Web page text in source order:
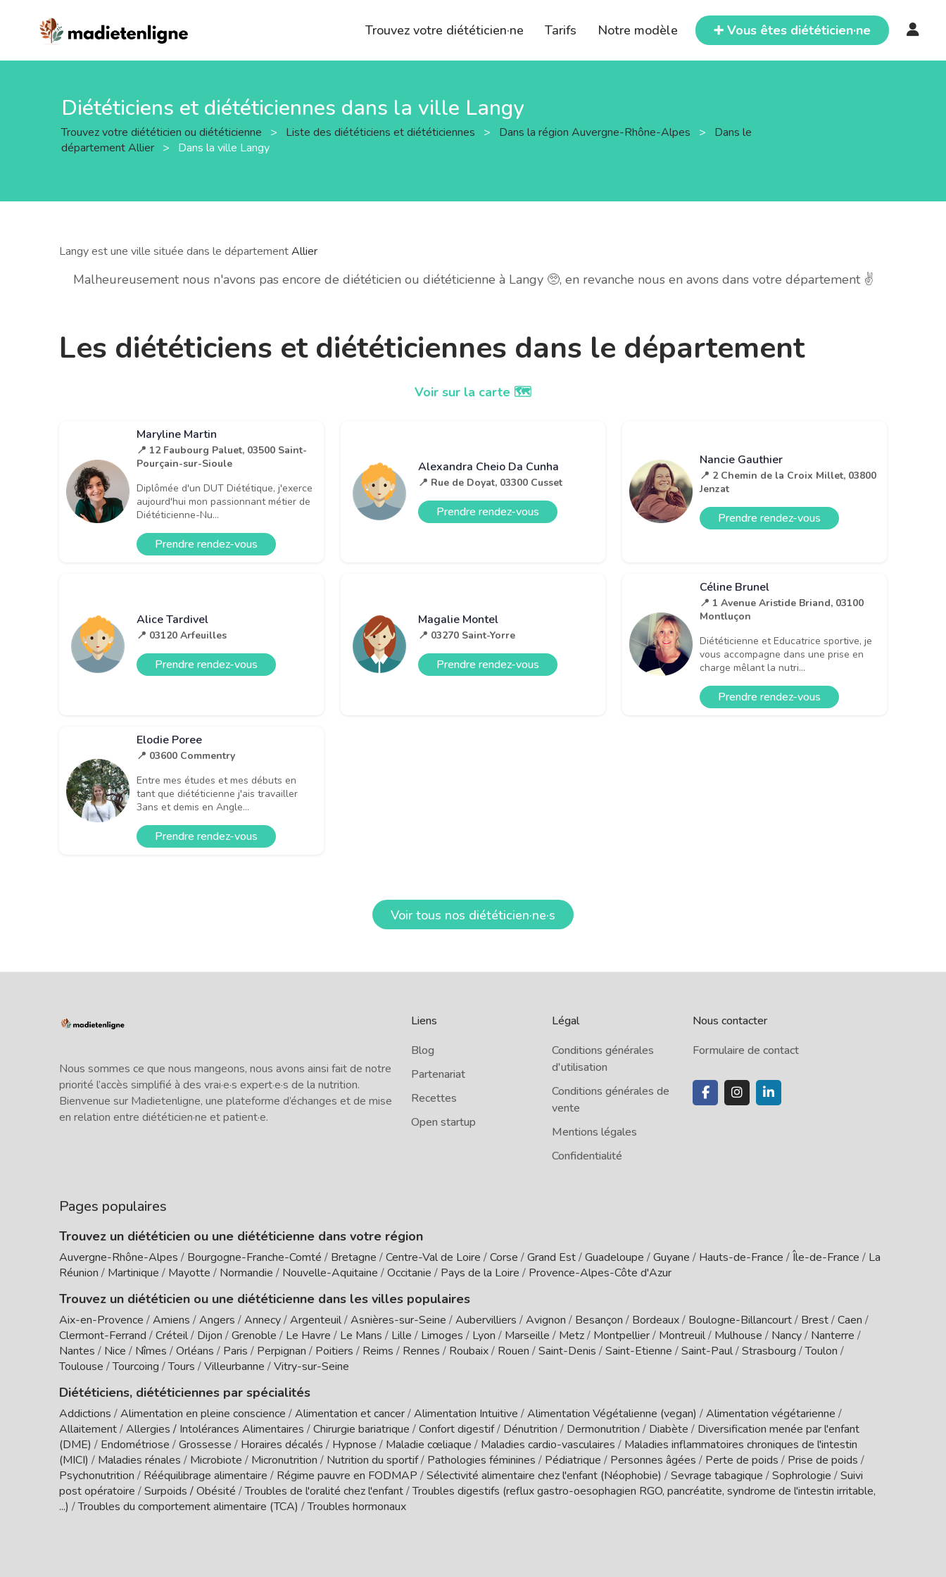
Trouvez votre diététicien·ne Tarifs Notre modèle ➕ Vous êtes diététicien·ne
Diététiciens et diététiciennes dans la ville Langy
Trouvez votre diététicien ou diététicienne > Liste des diététiciens et diététiciennes > Dans la région Auvergne-Rhône-Alpes >
Dans le
département Allier > Dans la ville Langy
Langy est une ville située dans le départementAllier
Malheureusement nous n'avons pas encore de diététicien ou diététicienne à Langy 🥺, en revanche nous en avons dans votre département ✌️
Les diététiciens et diététiciennes dans le département
Voir sur la carte 🗺️
Maryline Martin
📍 12 Faubourg Paluet, 03500 Saint-
Pourçain-sur-Sioule
Diplômée d'un DUT Diététique, j'exerce
aujourd'hui mon passionnant métier de
Diététicienne-Nu...
Prendre rendez-vous
Alexandra Cheio Da Cunha
📍 Rue de Doyat, 03300 Cusset
Prendre rendez-vous
Nancie Gauthier
📍 2 Chemin de la Croix Millet, 03800
Jenzat
Prendre rendez-vous
Alice Tardivel
📍 03120 Arfeuilles
Prendre rendez-vous
Magalie Montel
📍 03270 Saint-Yorre
Prendre rendez-vous
Céline Brunel
📍 1 Avenue Aristide Briand, 03100
Montluçon
Diététicienne et Educatrice sportive, je
vous accompagne dans une prise en
charge mêlant la nutri...
Prendre rendez-vous
Elodie Poree
📍 03600 Commentry
Entre mes études et mes débuts en
tant que diététicienne j'ais travailler
3ans et demis en Angle...
Prendre rendez-vous
Voir tous nos diététicien·ne·s
Nous sommes ce que nous mangeons, nous avons ainsi fait de notre
priorité l’accès simplifié à des vrai·e·s expert·e·s de la nutrition.
Bienvenue sur Madietenligne, une plateforme d’échanges et de mise
en relation entre diététicien·ne et patient·e.
Liens
Blog
Partenariat
Recettes
Open startup
Légal
Conditions générales
d'utilisation
Conditions générales de
vente
Mentions légales
Confidentialité
Nous contacter
Formulaire de contact
Pages populaires
Trouvez un diététicien ou une diététicienne dans votre région
Auvergne-Rhône-Alpes / Bourgogne-Franche-Comté / Bretagne /Centre-Val de Loire /Corse /Grand Est/Guadeloupe /Guyane / Hauts-de-France /Île-de-France / La
Réunion / Martinique / Mayotte / Normandie / Nouvelle-Aquitaine /Occitanie / Pays de la Loire / Provence-Alpes-Côte d'Azur
Trouvez un diététicien ou une diététicienne dans les villes populaires
Aix-en-Provence /Amiens /Angers /Annecy/Argenteuil/Asnières-sur-Seine /Aubervilliers /Avignon / Besançon / Bordeaux/ Boulogne-Billancourt/ Brest/Caen /
Clermont-Ferrand /Créteil/ Dijon /Grenoble / Le Havre / Le Mans / Lille / Limoges / Lyon / Marseille / Metz/ Montpellier/ Montreuil/ Mulhouse / Nancy/ Nanterre /
Nantes / Nice / Nîmes /Orléans / Paris / Perpignan / Poitiers / Reims / Rennes / Roubaix/ Rouen /Saint-Denis /Saint-Etienne /Saint-Paul/Strasbourg /Toulon /
Toulouse /Tourcoing /Tours /Villeurbanne /Vitry-sur-Seine
Diététiciens, diététiciennes par spécialités
Addictions /Alimentation en pleine conscience /Alimentation et cancer/Alimentation Intuitive /Alimentation Végétalienne (vegan) /Alimentation végétarienne /
Allaitement/Allergies / Intolérances Alimentaires /Chirurgie bariatrique /Confort digestif/ Dénutrition / Dermonutrition / Diabète / Diversification menée par l'enfant
(DME) / Endométriose /Grossesse / Horaires décalés / Hypnose / Maladie cœliaque / Maladies cardio-vasculaires / Maladies inflammatoires chroniques de l'intestin
(MICI) / Maladies rénales / Microbiote / Micronutrition / Nutrition du sportif/ Pathologies féminines / Pédiatrique / Personnes âgées / Perte de poids / Prise de poids /
Psychonutrition / Rééquilibrage alimentaire / Régime pauvre en FODMAP /Sélectivité alimentaire chez l'enfant (Néophobie) /Sevrage tabagique /Sophrologie /Suivi
post opératoire /Surpoids / Obésité /Troubles de l'oralité chez l'enfant/Troubles digestifs (reflux gastro-oesophagien RGO, pancréatite, syndrome de l'intestin irritable,
...) /Troubles du comportement alimentaire (TCA) /Troubles hormonaux